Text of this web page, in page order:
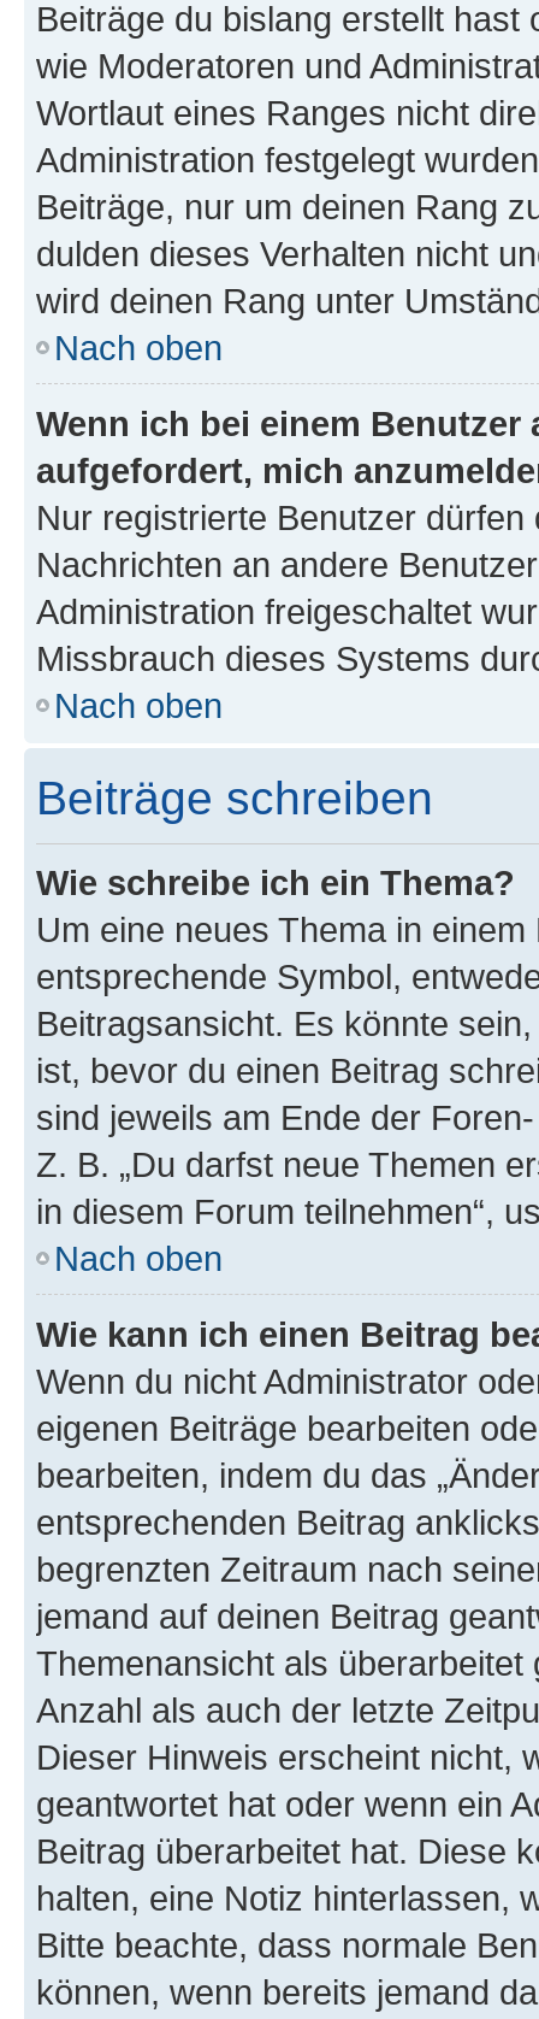
Beiträge du bislang erstellt
wie Moderatoren und
Wortlaut eines Ranges nicht
Administration festgelegt
Beiträge, nur um deinen Rang
dulden dieses Verhalten nicht
wird deinen Rang unter
Nach oben
Wenn ich bei einem
aufgefordert, mich
Nur registrierte Benutzer
Nachrichten an andere
Administration freigeschaltet
Missbrauch dieses Systems
Nach oben
Beiträge schreiben
Wie schreibe ich ein Thema?
Um eine neues Thema in
entsprechende Symbol,
Beitragsansicht. Es könnte
ist, bevor du einen Beitrag
sind jeweils am Ende der
Z. B. „Du darfst neue Themen
in diesem Forum teilnehmen“,
Nach oben
Wie kann ich einen Beitrag
Wenn du nicht Administrator
eigenen Beiträge bearbeiten
bearbeiten, indem du das
entsprechenden Beitrag
begrenzten Zeitraum nach
jemand auf deinen Beitrag
Themenansicht als
Anzahl als auch der letzte
Dieser Hinweis erscheint nicht,
geantwortet hat oder wenn ein
Beitrag überarbeitet hat. Diese
halten, eine Notiz hinterlassen,
Bitte beachte, dass normale
können, wenn bereits jemand